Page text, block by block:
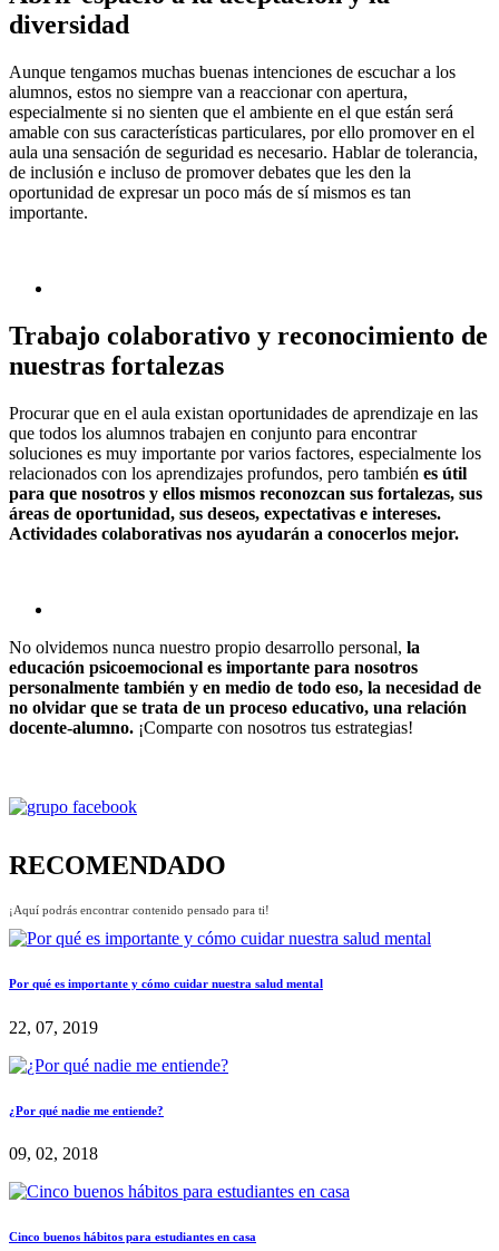
diversidad
Aunque tengamos muchas buenas intenciones de escuchar a los
alumnos, estos no siempre van a reaccionar con apertura,
especialmente si no sienten que el ambiente en el que están será
amable con sus características particulares, por ello promover en el
aula una sensación de seguridad es necesario. Hablar de tolerancia,
de inclusión e incluso de promover debates que les den la
oportunidad de expresar un poco más de sí mismos es tan
importante.
Trabajo colaborativo y reconocimiento de
nuestras fortalezas
Procurar que en el aula existan oportunidades de aprendizaje en las
que todos los alumnos trabajen en conjunto para encontrar
soluciones es muy importante por varios factores, especialmente los
relacionados con los aprendizajes profundos, pero también es útil
para que nosotros y ellos mismos reconozcan sus fortalezas, sus
áreas de oportunidad, sus deseos, expectativas e intereses.
Actividades colaborativas nos ayudarán a conocerlos mejor.
No olvidemos nunca nuestro propio desarrollo personal, la
educación psicoemocional es importante para nosotros
personalmente también y en medio de todo eso, la necesidad de
no olvidar que se trata de un proceso educativo, una relación
docente-alumno. ¡Comparte con nosotros tus estrategias!
RECOMENDADO
¡Aquí podrás encontrar contenido pensado para ti!
Por qué es importante y cómo cuidar nuestra salud mental
22, 07, 2019
¿Por qué nadie me entiende?
09, 02, 2018
Cinco buenos hábitos para estudiantes en casa